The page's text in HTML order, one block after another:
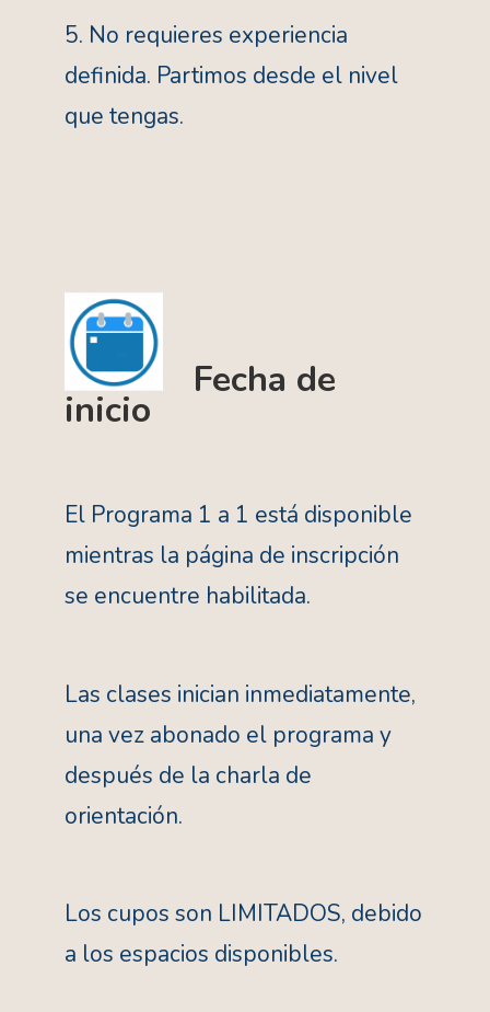
5. No requieres experiencia
definida. Partimos desde el nivel
que tengas.
Fecha de
inicio
El Programa 1 a 1 está disponible
mientras la página de inscripción
se encuentre habilitada.
Las clases inician inmediatamente,
una vez abonado el programa y
después de la charla de
orientación.
Los cupos son LIMITADOS, debido
a los espacios disponibles.